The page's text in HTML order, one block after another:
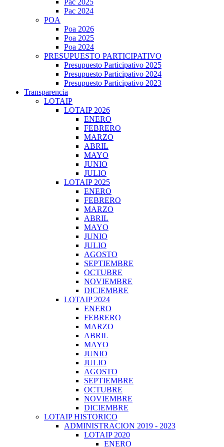
Pac 2025
Pac 2024
POA
Poa 2026
Poa 2025
Poa 2024
PRESUPUESTO PARTICIPATIVO
Presupuesto Participativo 2025
Presupuesto Participativo 2024
Presupuesto Participativo 2023
Transparencia
LOTAIP
LOTAIP 2026
ENERO
FEBRERO
MARZO
ABRIL
MAYO
JUNIO
JULIO
LOTAIP 2025
ENERO
FEBRERO
MARZO
ABRIL
MAYO
JUNIO
JULIO
AGOSTO
SEPTIEMBRE
OCTUBRE
NOVIEMBRE
DICIEMBRE
LOTAIP 2024
ENERO
FEBRERO
MARZO
ABRIL
MAYO
JUNIO
JULIO
AGOSTO
SEPTIEMBRE
OCTUBRE
NOVIEMBRE
DICIEMBRE
LOTAIP HISTORICO
ADMINISTRACION 2019 - 2023
LOTAIP 2020
ENERO